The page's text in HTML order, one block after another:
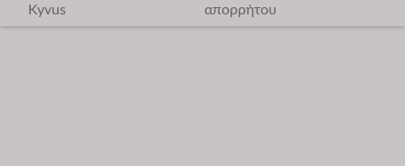
Kyvus
απορρήτου